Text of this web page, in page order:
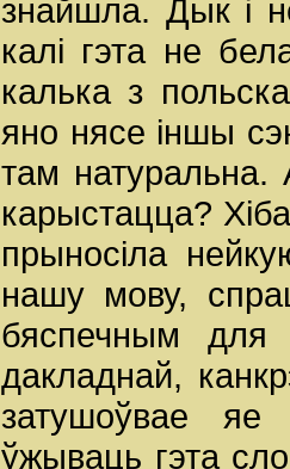
знайшла. Дык і
калі гэта не
калька з
яно нясе іншы
там натуральна.
карыстацца?
прыносіла
нашу мову,
бяспечным
дакладнай,
затушоўвае яе
ўжываць гэта